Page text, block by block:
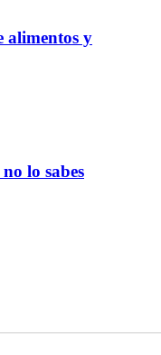
alimentos y
lo sabes